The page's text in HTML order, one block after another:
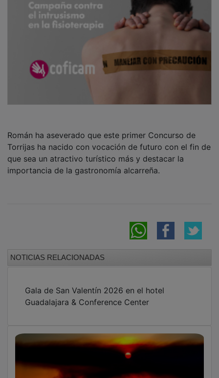
Torrijas ha nacido con vocación de futuro con el fin de
que sea un atractivo turístico más y destacar la
importancia de la gastronomía alcarreña.
Guadalajara & Conference Center